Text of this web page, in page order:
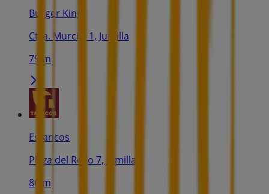
Burger King
Ctra. Murcia, 1, Jumilla
79 m
Estancos
Plaza del Rollo 7, Jumilla
86 m